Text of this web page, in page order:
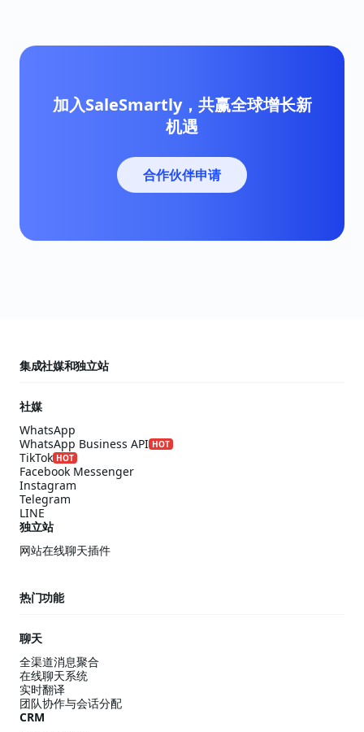
加入SaleSmartly，共赢全球增长新
机遇
合作伙伴申请
集成社媒和独立站
社媒
WhatsApp
WhatsApp Business API HOT
TikTok HOT
Facebook Messenger
Instagram
Telegram
LINE
独立站
网站在线聊天插件
热门功能
聊天
全渠道消息聚合
在线聊天系统
实时翻译
团队协作与会话分配
CRM